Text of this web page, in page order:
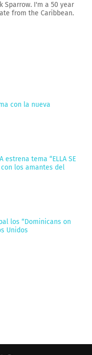
Sparrow. I'm a 50 year
from the Caribbean.
con la nueva
estrena tema “ELLA SE
los amantes del
los “Dominicans on
Unidos